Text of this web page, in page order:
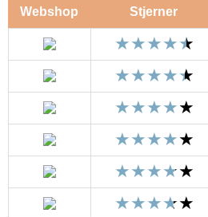
Webshop Stjerner